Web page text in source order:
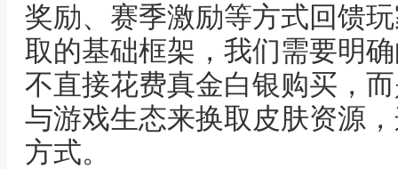
奖励、赛季激励等方式回馈
取的基础框架，我们需要明
不直接花费真金白银购买，
与游戏生态来换取皮肤资源
方式。